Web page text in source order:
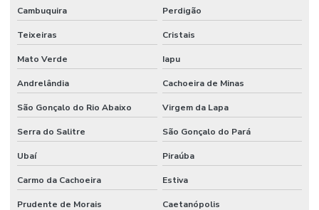
Cambuquira Perdigão
Teixeiras Cristais
Mato Verde Iapu
Andrelândia Cachoeira de Minas
São Gonçalo do Rio Abaixo Virgem da Lapa
Serra do Salitre São Gonçalo do Pará
Ubaí Piraúba
Carmo da Cachoeira Estiva
Prudente de Morais Caetanópolis